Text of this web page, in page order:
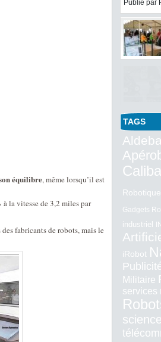
équilibre, même lorsqu’il est
la vitesse de 3,2 miles par
fabricants de robots, mais le
Vidéo
Publicités
Publié par
TAGS
Robotique
Gadgets
industriel
iRobot
Militaire
services